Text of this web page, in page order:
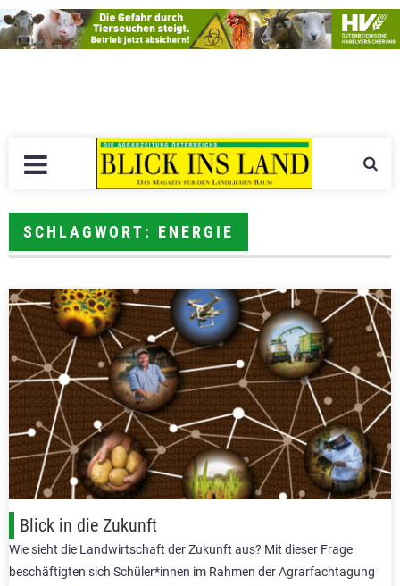
SCHLAGWORT: ENERGIE
Blick in die Zukunft
Wie sieht die Landwirtschaft der Zukunft aus? Mit dieser Frage
beschäftigten sich Schüler*innen im Rahmen der Agrarfachtagung